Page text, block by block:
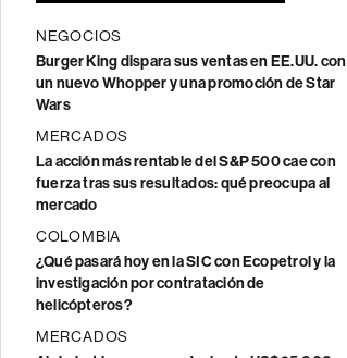
NEGOCIOS
Burger King dispara sus ventas en EE.UU. con
un nuevo Whopper y una promoción de Star
Wars
MERCADOS
La acción más rentable del S&P 500 cae con
fuerza tras sus resultados: qué preocupa al
mercado
COLOMBIA
¿Qué pasará hoy en la SIC con Ecopetrol y la
investigación por contratación de
helicópteros?
MERCADOS